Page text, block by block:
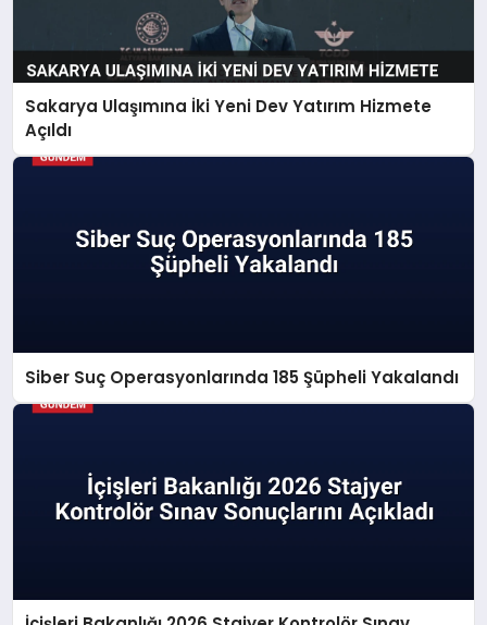
Sakarya Ulaşımına İki Yeni Dev Yatırım Hizmete
Açıldı
Siber Suç Operasyonlarında 185 Şüpheli Yakalandı